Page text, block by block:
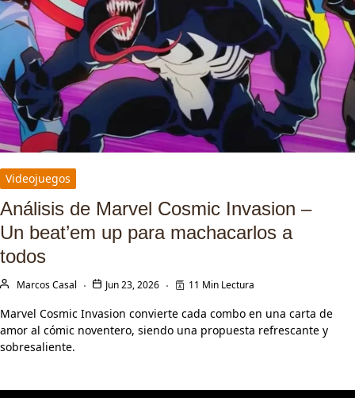
Videojuegos
Análisis de Marvel Cosmic Invasion –
Un beat’em up para machacarlos a
todos
Marcos Casal Jun 23, 2026 11 Min Lectura
Marvel Cosmic Invasion convierte cada combo en una carta de
amor al cómic noventero, siendo una propuesta refrescante y
sobresaliente.